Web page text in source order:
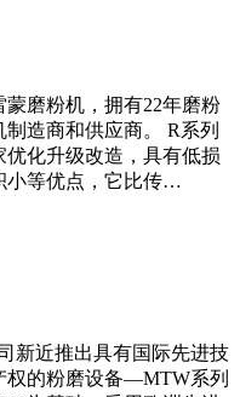
磨粉机，拥有22年磨粉
造商和供应商。 R系列
化升级改造，具有低损
小等优点，它比传…
新近推出具有国际先进技
权的粉磨设备—MTW系列